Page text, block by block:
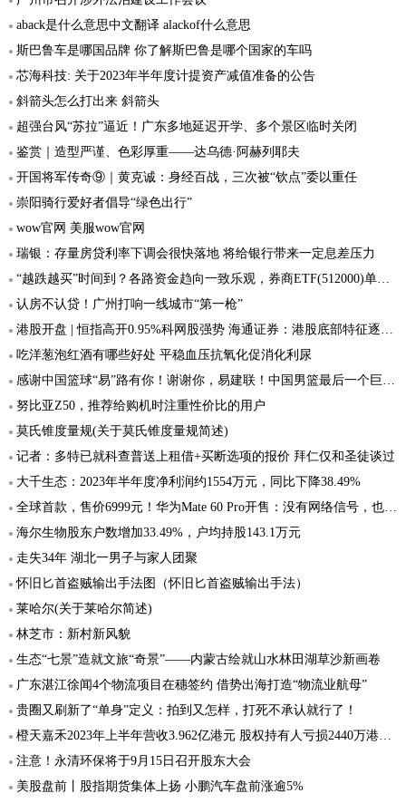
aback是什么意思中文翻译 alackof什么意思
斯巴鲁车是哪国品牌 你了解斯巴鲁是哪个国家的车吗
芯海科技: 关于2023年半年度计提资产减值准备的公告
斜箭头怎么打出来 斜箭头
超强台风“苏拉”逼近！广东多地延迟开学、多个景区临时关闭
鉴赏｜造型严谨、色彩厚重——达乌德·阿赫列耶夫
开国将军传奇⑨｜黄克诚：身经百战，三次被“钦点”委以重任
崇阳骑行爱好者倡导“绿色出行”
wow官网 美服wow官网
瑞银：存量房贷利率下调会很快落地 将给银行带来一定息差压力
“越跌越买”时间到？各路资金趋向一致乐观，券商ETF(512000)单日获超3亿元增仓，杠杆资金同步加码
认房不认贷！广州打响一线城市“第一枪”
港股开盘 | 恒指高开0.95%科网股强势 海通证券：港股底部特征逐步显现
吃洋葱泡红酒有哪些好处 平稳血压抗氧化促消化利尿
感谢中国篮球“易”路有你！谢谢你，易建联！中国男篮最后一个巨星退役！
努比亚Z50，推荐给购机时注重性价比的用户
莫氏锥度量规(关于莫氏锥度量规简述)
记者：多特已就科查普送上租借+买断选项的报价 拜仁仅和圣徒谈过
大千生态：2023年半年度净利润约1554万元，同比下降38.49%
全球首款，售价6999元！华为Mate 60 Pro开售：没有网络信号，也可拨打接听卫星电话
海尔生物股东户数增加33.49%，户均持股143.1万元
走失34年 湖北一男子与家人团聚
怀旧匕首盗贼输出手法图（怀旧匕首盗贼输出手法）
莱哈尔(关于莱哈尔简述)
林芝市：新村新风貌
生态“七景”造就文旅“奇景”——内蒙古绘就山水林田湖草沙新画卷
广东湛江徐闻4个物流项目在穗签约 借势出海打造“物流业航母”
贵圈又刷新了“单身”定义：拍到又怎样，打死不承认就行了！
橙天嘉禾2023年上半年营收3.962亿港元 股权持有人亏损2440万港元同比大幅增长
注意！永清环保将于9月15日召开股东大会
美股盘前丨股指期货集体上扬 小鹏汽车盘前涨逾5%